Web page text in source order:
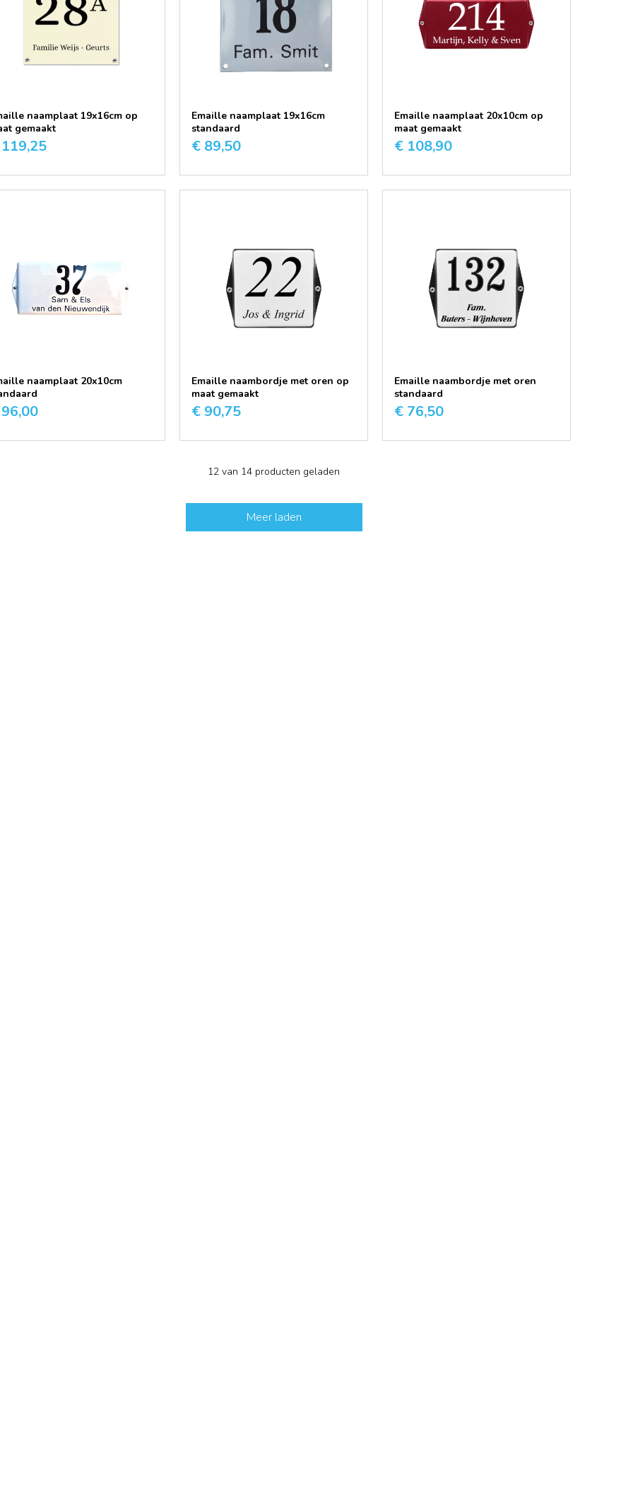
naamplaat 19x16cm op
gemaakt
Emaille naamplaat 19x16cm
standaard
€ 89,50
Emaille naamplaat 20x10cm op
maat gemaakt
€ 108,90
naamplaat 20x10cm
Emaille naambordje met oren op
maat gemaakt
€ 90,75
Emaille naambordje met oren
standaard
€ 76,50
12 van 14 producten geladen
Meer laden